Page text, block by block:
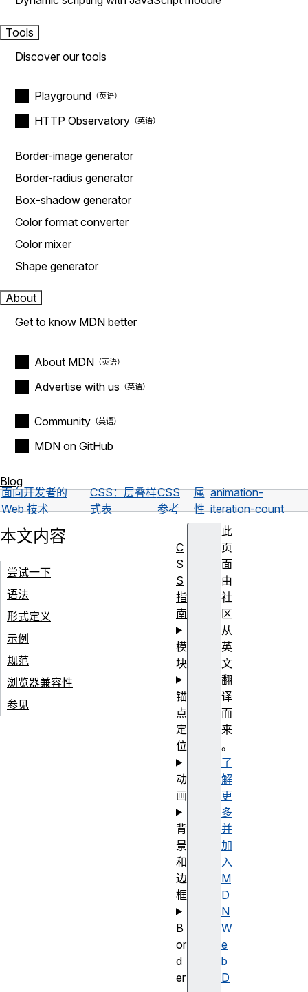
Tools
Discover our tools
Playground
HTTP Observatory
Border-image generator
Border-radius generator
Box-shadow generator
Color format converter
Color mixer
Shape generator
About
Get to know MDN better
About MDN
Advertise with us
Community
MDN on GitHub
Blog
面向开发者的
Web 技术
CSS：层叠样
式表
CSS
参考
属
性
animation-
iteration-count
此
页
面
由
社
区
从
英
文
翻
译
而
来
。
了
解
更
多
并
加
入
M
D
N
W
e
b
D
本文内容
尝试一下
语法
形式定义
示例
规范
浏览器兼容性
参见
C
S
S
指
南
模
块
锚
点
定
位
动
画
背
景
和
边
框
B
or
d
er